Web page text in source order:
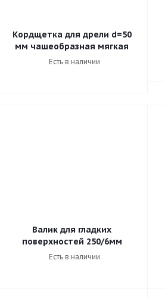
Кордщетка для дрели d=50
мм чашеобразная мягкая
Есть в наличии
Валик для гладких
поверхностей 250/6мм
Есть в наличии